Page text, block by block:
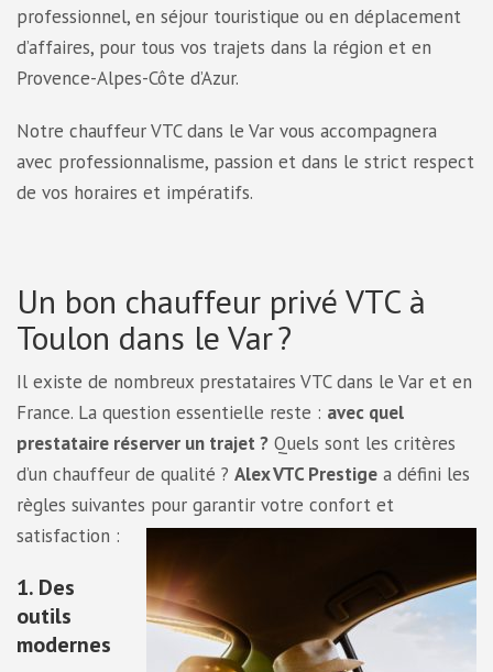
professionnel, en séjour touristique ou en déplacement
d’affaires, pour tous vos trajets dans la région et en
Provence-Alpes-Côte d’Azur.
Notre chauffeur VTC dans le Var vous accompagnera
avec professionnalisme, passion et dans le strict respect
de vos horaires et impératifs.
Un bon chauffeur privé VTC à
Toulon dans le Var ?
Il existe de nombreux prestataires VTC dans le Var et en
France. La question essentielle reste : avec quel
prestataire réserver un trajet ? Quels sont les critères
d’un chauffeur de qualité ? Alex VTC Prestige a défini les
règles suivantes pour garantir votre confort et
satisfaction :
1. Des
outils
modernes